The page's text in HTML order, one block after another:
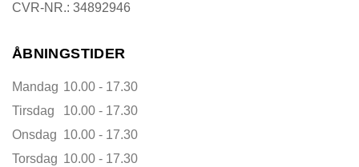
CVR-NR.: 34892946
ÅBNINGSTIDER
Mandag 10.00 - 17.30
Tirsdag
10.00 - 17.30
Onsdag 10.00 - 17.30
Torsdag 10.00 - 17.30